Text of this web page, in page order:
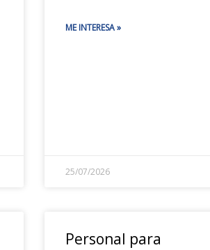
ME INTERESA »
25/07/2026
Personal para